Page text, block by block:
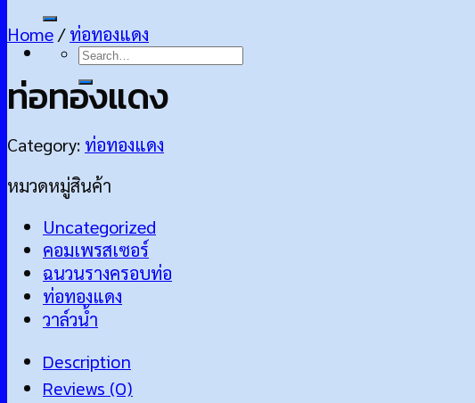
Search
Home/ ท่อทองแดง
ท่อทองแดง
Category: ท่อทองแดง
หมวดหมู่สินค้า
Uncategorized
คอมเพรสเซอร์
ฉนวนรางครอบท่อ
ท่อทองแดง
วาล์วน้ำ
Description
Reviews (0)